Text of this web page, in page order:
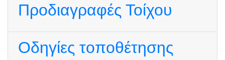
Προδιαγραφές Τοίχου
Οδηγίες τοποθέτησης